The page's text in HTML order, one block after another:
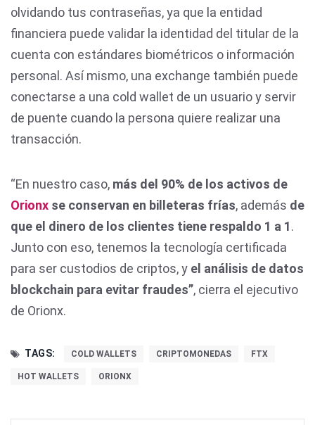
olvidando tus contraseñas, ya que la entidad
financiera puede validar la identidad del titular de la
cuenta con estándares biométricos o información
personal. Así mismo, una exchange también puede
conectarse a una cold wallet de un usuario y servir
de puente cuando la persona quiere realizar una
transacción.
“En nuestro caso, más del 90% de los activos de
Orionx se conservan en billeteras frías, además de
que el dinero de los clientes tiene respaldo 1 a 1.
Junto con eso, tenemos la tecnología certificada
para ser custodios de criptos, y el análisis de datos
blockchain para evitar fraudes”, cierra el ejecutivo
de Orionx.
TAGS: COLD WALLETS CRIPTOMONEDAS FTX
HOT WALLETS ORIONX